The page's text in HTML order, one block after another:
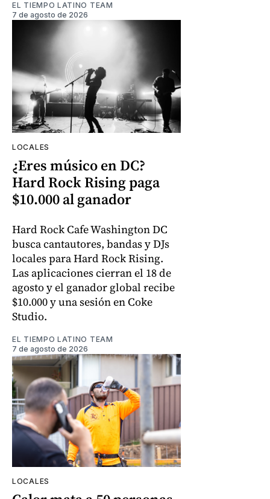
EL TIEMPO LATINO TEAM
7 de agosto de 2026
LOCALES
¿Eres músico en DC?
Hard Rock Rising paga
$10.000 al ganador
Hard Rock Cafe Washington DC
busca cantautores, bandas y DJs
locales para Hard Rock Rising.
Las aplicaciones cierran el 18 de
agosto y el ganador global recibe
$10.000 y una sesión en Coke
Studio.
EL TIEMPO LATINO TEAM
7 de agosto de 2026
LOCALES